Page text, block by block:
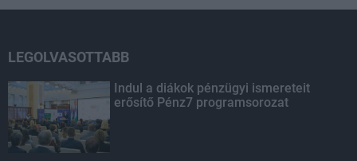
LEGOLVASOTTABB
Indul a diákok pénzügyi ismereteit
erősítő Pénz7 programsorozat